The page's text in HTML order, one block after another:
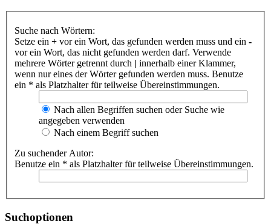
Suche nach Wörtern:
Setze ein + vor ein Wort, das gefunden werden muss und ein -
vor ein Wort, das nicht gefunden werden darf. Verwende
mehrere Wörter getrennt durch | innerhalb einer Klammer,
wenn nur eines der Wörter gefunden werden muss. Benutze
ein * als Platzhalter für teilweise Übereinstimmungen.
Nach allen Begriffen suchen oder Suche wie
angegeben verwenden
Nach einem Begriff suchen
Zu suchender Autor:
Benutze ein * als Platzhalter für teilweise Übereinstimmungen.
Suchoptionen